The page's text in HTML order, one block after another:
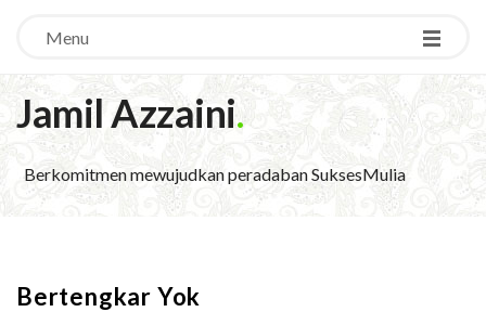
Menu
Jamil Azzaini.
Berkomitmen mewujudkan peradaban SuksesMulia
Bertengkar Yok